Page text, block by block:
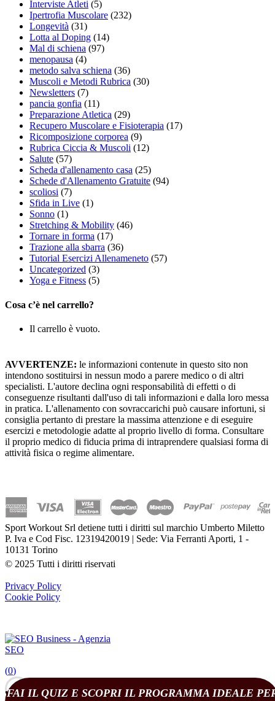
Interviste Atleti (5)
Ipertrofia Muscolare (232)
Longevità (31)
Lotta al Doping (14)
Mal di schiena (97)
menopausa (4)
metodo salva schiena (36)
Muscoli e Metodi Rubrica (30)
Newsletters (7)
pancia gonfia (11)
Preparazione Atletica (29)
Recupero Muscolare e Fisioterapia (17)
Ricomposizione corporea (9)
Rubrica Ciccia & Muscoli (12)
Salute (57)
Scheda d'allenamento casa (25)
Schede d'Allenamento Gratuite (94)
scoliosi (7)
Sfida in Live (1)
Sonno (1)
Stretching & Mobility (46)
Tornare in forma (17)
Trazione alla sbarra (36)
Tutorial Esercizi Allenameneto (57)
Uncategorized (3)
Yoga e Fitness (5)
Cosa c’è nel carrello?
Il carrello è vuoto.
AVVERTENZE: le informazioni contenute in questo sito non
intendono sostituirsi in nessun modo a parere medico o di altri
specialisti. L'autore declina ogni responsabilità di effetti o di
conseguenze risultanti dall'uso di tali informazioni e dalla loro messa
in pratica. L'allenamento con sovraccarichi può causare infortuni, si
consiglia pertanto di prestare la massima attenzione e di eseguire
esercizi e metodologie adatte al proprio livello di forma. Consultare
il proprio medico di fiducia prima di intraprendere qualsiasi forma di
attività fisica o regime alimentare.
Sport Workout Srl detiene tutti i diritti sul marchio Umberto Miletto
P. Iva e Cod Fisc. 12319420019 | Sede: Via Ferranti Aporti, 1 -
10131 Torino
© 2025 Tutti i diritti riservati
Privacy Policy
Cookie Policy
(0)
FAI IL QUIZ E SCOPRI IL PROGRAMMA IDEALE